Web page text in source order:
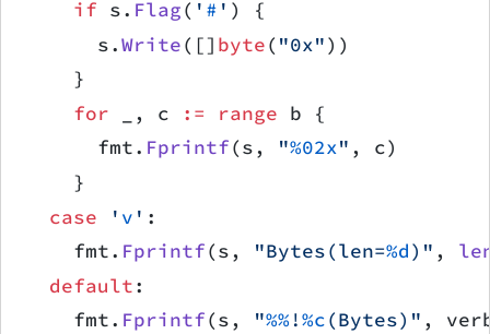
		if
s. Flag( ' # ' ) {
			s.
Write([] byte( "0x"))
		}
		for
_, c := range b {
			fmt.
Fprintf(s, "%02x" , c)
		}
	case
' v ' :
		fmt.
Fprintf(s, "Bytes(len=%d)" ,
	default
:
		fmt.
Fprintf(s, "%% !%c(Bytes)" ,